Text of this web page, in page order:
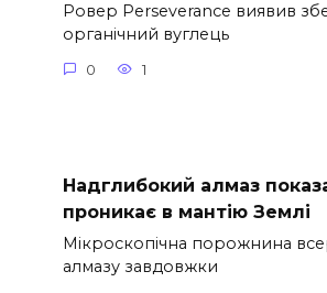
Ровер Perseverance виявив
органічний вуглець
0 1
Надглибокий алмаз
проникає в мантію Землі
Мікроскопічна порожнина
алмазу завдовжки